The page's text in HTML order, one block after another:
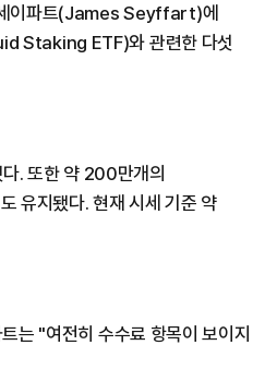
세이파트(James Seyffart)에
Staking ETF)와 관련한 다섯
. 또한 약 200만개의
유지됐다. 현재 시세 기준 약
는 "여전히 수수료 항목이 보이지